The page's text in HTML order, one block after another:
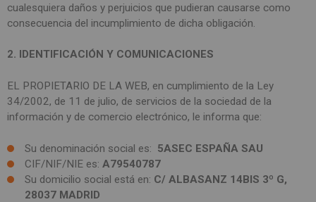
Ελληνικά
English
English
Українська
SAUDI ARABIA
cualesquiera daños y perjuicios que pudieran causarse como
consecuencia del incumplimiento de dicha obligación.
2. IDENTIFICACIÓN Y COMUNICACIONES
EL PROPIETARIO DE LA WEB, en cumplimiento de la Ley
34/2002, de 11 de julio, de servicios de la sociedad de la
información y de comercio electrónico, le informa que:
Su denominación social es: 5ASEC ESPAÑA SAU
CIF/NIF/NIE es: A79540787
Su domicilio social está en: C/ ALBASANZ 14BIS 3º G,
28037 MADRID